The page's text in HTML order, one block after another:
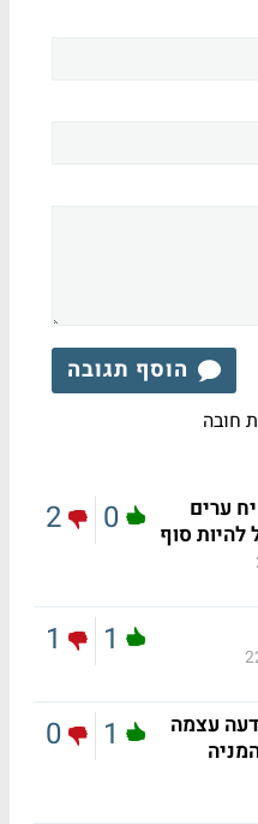
הוסף תגובה
חובה
ערים
להיות סוף
0
2
1
1
עצמה
1
0